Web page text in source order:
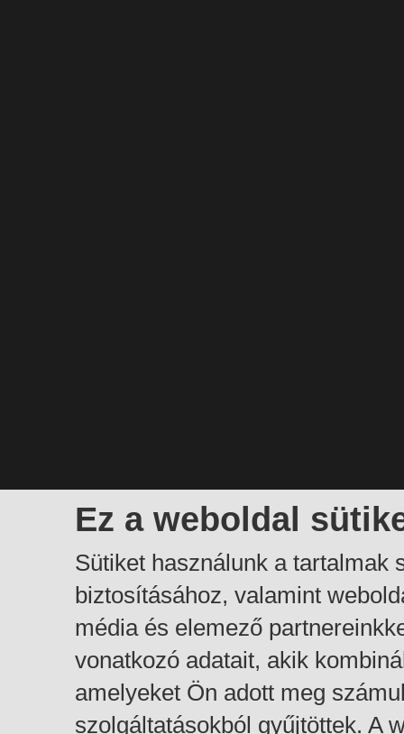
Ez a weboldal
Sütiket használunk a tartalmak
biztosításához, valamint
média és elemező
vonatkozó adatait, akik
amelyeket Ön adott meg
szolgáltatásokból gyűjtöttek. A